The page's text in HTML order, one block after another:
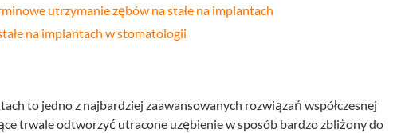
Medycyna
Bonding
utrzymanie zębów na stałe na implantach
na implantach w stomatologii
to jedno z najbardziej zaawansowanych rozwiązań współczesnej
trwale odtworzyć utracone uzębienie w sposób bardzo zbliżony do